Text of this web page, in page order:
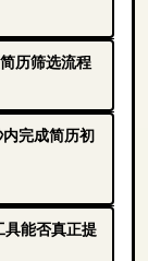
历筛选流程
完成简历初
能否真正提